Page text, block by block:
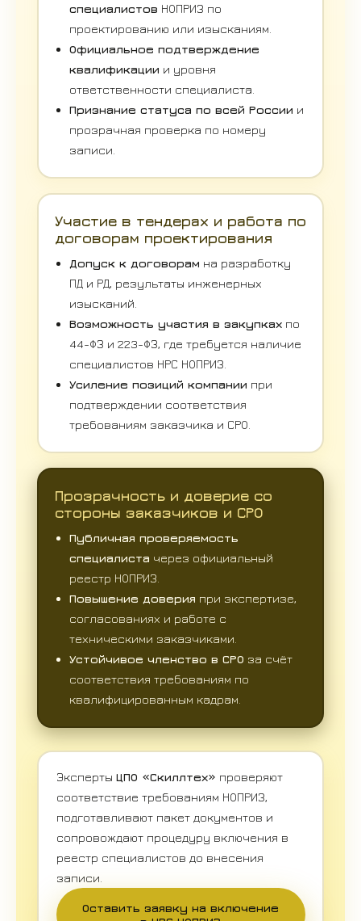
специалистов НОПРИЗ по
проектированию или изысканиям.
Официальное подтверждение
квалификации и уровня
ответственности специалиста.
Признание статуса по всей России и
прозрачная проверка по номеру
записи.
Участие в тендерах и работа по
договорам проектирования
Допуск к договорам на разработку
ПД и РД, результаты инженерных
изысканий.
Возможность участия в закупкахпо
44-ФЗ и 223-ФЗ, где требуется наличие
специалистов НРС НОПРИЗ.
Усиление позиций компании при
подтверждении соответствия
требованиям заказчика и СРО.
Прозрачность и доверие со
стороны заказчиков и СРО
Публичная проверяемость
специалиста через официальный
реестр НОПРИЗ.
Повышение доверия при экспертизе,
согласованиях и работе с
техническими заказчиками.
Устойчивое членство в СРО за счёт
соответствия требованиям по
квалифицированным кадрам.
Эксперты ЦПО «Скиллтех» проверяют
соответствие требованиям НОПРИЗ,
подготавливают пакет документов и
сопровождают процедуру включения в
реестр специалистов до внесения
записи.
Оставить заявку на включение